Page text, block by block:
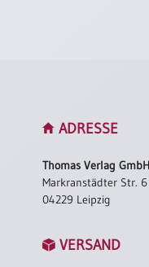
ADRESSE
Thomas Verlag GmbH
Markranstädter Str. 6
04229 Leipzig
VERSAND